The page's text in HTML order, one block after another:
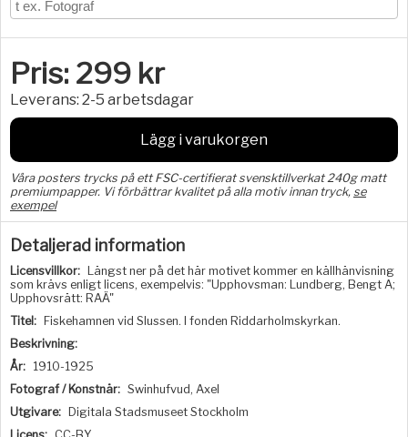
Pris: 299 kr
Leverans: 2-5 arbetsdagar
Lägg i varukorgen
Våra posters trycks på ett FSC-certifierat svensktillverkat 240g matt
premiumpapper. Vi förbättrar kvalitet på alla motiv innan tryck, se
exempel
Detaljerad information
Licensvillkor:
Längst ner på det här motivet kommer en källhänvisning
som krävs enligt licens, exempelvis: "Upphovsman: Lundberg, Bengt A;
Upphovsrätt: RAÄ"
Titel:
Fiskehamnen vid Slussen. I fonden Riddarholmskyrkan.
Beskrivning:
År: 1910-1925
Fotograf / Konstnär: Swinhufvud, Axel
Utgivare:
Digitala Stadsmuseet Stockholm